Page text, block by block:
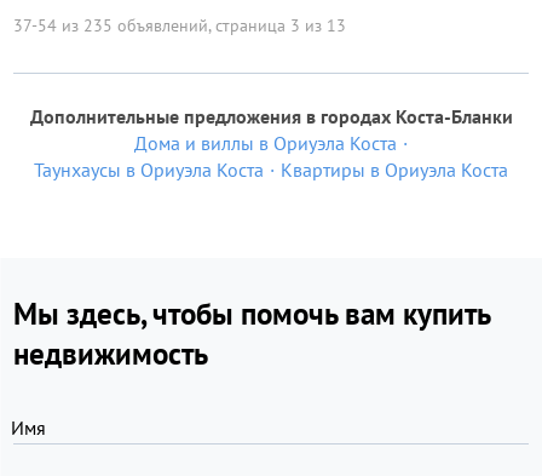
37-54 из 235 объявлений, страница 3 из 13
Дополнительные предложения в городах Коста-Бланки
Дома и виллы в Ориуэла Коста
Таунхаусы в Ориуэла Коста
Квартиры в Ориуэла Коста
Мы здесь, чтобы помочь вам купить
недвижимость
Имя